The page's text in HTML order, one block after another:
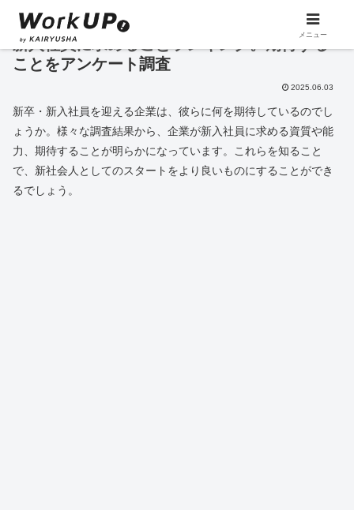
新入社員に求めることランキング。期待する
ことをアンケート調査
2025.06.03
新卒・新入社員を迎える企業は、彼らに何を期待しているのでし
ょうか。様々な調査結果から、企業が新入社員に求める資質や能
力、期待することが明らかになっています。これらを知ること
で、新社会人としてのスタートをより良いものにすることができ
るでしょう。
メニュー